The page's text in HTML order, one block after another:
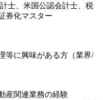
士、米国公認会計士、税
券化マスター
等に興味がある方（業界/
産関連業務の経験